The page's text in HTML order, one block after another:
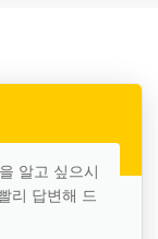
알고 싶으시
리 답변해 드